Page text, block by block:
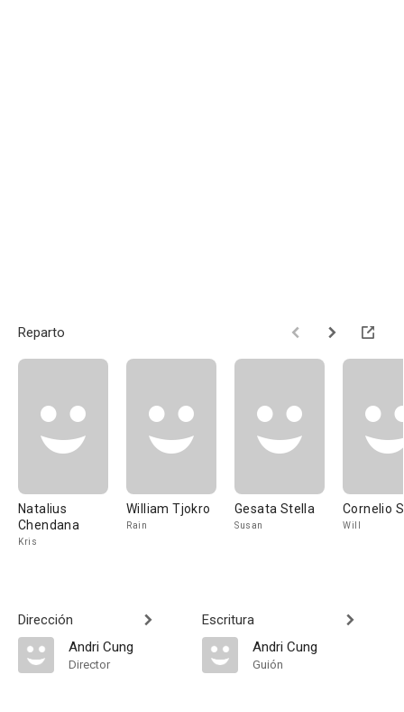
Reparto
Natalius
Chendana
Kris
William Tjokro
Rain
Gesata Stella
Susan
Cornelio
Will
Dirección
Andri Cung
Director
Escritura
Andri Cung
Guión